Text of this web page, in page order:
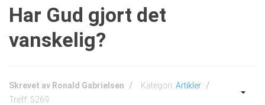
Har Gud gjort det
vanskelig?
Skrevet av Ronald Gabrielsen Kategori: Artikler
Treff: 5269